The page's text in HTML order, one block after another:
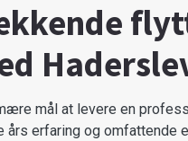
mål at levere en
års erfaring og